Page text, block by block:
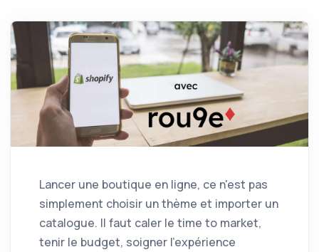
Lancer une boutique en ligne, ce n'est pas
simplement choisir un thème et importer un
catalogue. Il faut caler le time to market,
tenir le budget, soigner l'expérience